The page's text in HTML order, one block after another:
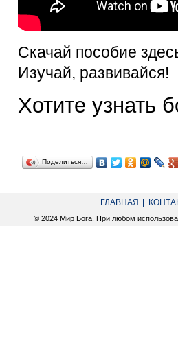
Скачай пособие
Изучай, развивайся!
Хотите
Поделиться…
ГЛАВНАЯ
© 2024 Мир Бога. При любом